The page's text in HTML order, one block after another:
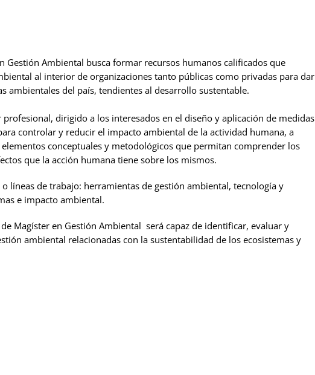
Gestión Ambiental busca formar recursos humanos calificados que
al interior de organizaciones tanto públicas como privadas para dar
ambientales del país, tendientes al desarrollo sustentable.
profesional, dirigido a los interesados en el diseño y aplicación de medidas
controlar y reducir el impacto ambiental de la actividad humana, a
conceptuales y metodológicos que permitan comprender los
que la acción humana tiene sobre los mismos.
líneas de trabajo: herramientas de gestión ambiental, tecnología y
e impacto ambiental.
Magíster en Gestión Ambiental será capaz de identificar, evaluar y
ambiental relacionadas con la sustentabilidad de los ecosistemas y